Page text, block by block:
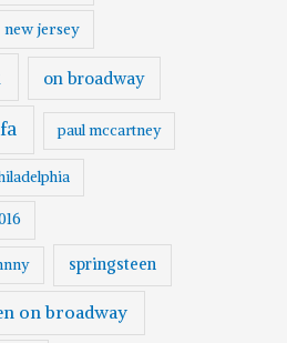
new jersey
on broadway
paul mccartney
springsteen
on broadway